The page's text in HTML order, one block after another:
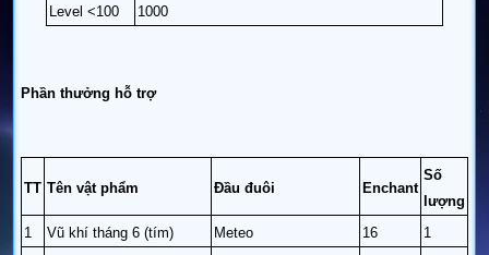
Level <100
1000
Phần thưởng hỗ trợ
TT Tên vật phẩm Đầu đuôi Enchant
Số
lượng
1
Vũ khí tháng 6 (tím) Meteo 16 1